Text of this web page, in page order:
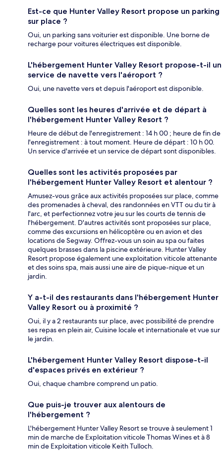
Est-ce que Hunter Valley Resort propose un parking
sur place ?
Oui, un parking sans voiturier est disponible. Une borne de
recharge pour voitures électriques est disponible.
L'hébergement Hunter Valley Resort propose-t-il un
service de navette vers l'aéroport ?
Oui, une navette vers et depuis l'aéroport est disponible.
Quelles sont les heures d'arrivée et de départ à
l'hébergement Hunter Valley Resort ?
Heure de début de l'enregistrement : 14 h 00 ; heure de fin de
l'enregistrement : à tout moment. Heure de départ : 10 h 00.
Un service d'arrivée et un service de départ sont disponibles.
Quelles sont les activités proposées par
l'hébergement Hunter Valley Resort et alentour ?
Amusez-vous grâce aux activités proposées sur place, comme
des promenades à cheval, des randonnées en VTT ou du tir à
l'arc, et perfectionnez votre jeu sur les courts de tennis de
l'hébergement. D'autres activités sont proposées sur place,
comme des excursions en hélicoptère ou en avion et des
locations de Segway. Offrez-vous un soin au spa ou faites
quelques brasses dans la piscine extérieure. Hunter Valley
Resort propose également une exploitation viticole attenante
et des soins spa, mais aussi une aire de pique-nique et un
jardin.
Y a-t-il des restaurants dans l'hébergement Hunter
Valley Resort ou à proximité ?
Oui, il y a 2 restaurants sur place, avec possibilité de prendre
ses repas en plein air, Cuisine locale et internationale et vue sur
le jardin.
L'hébergement Hunter Valley Resort dispose-t-il
d'espaces privés en extérieur ?
Oui, chaque chambre comprend un patio.
Que puis-je trouver aux alentours de
l'hébergement ?
L'hébergement Hunter Valley Resort se trouve à seulement 1
min de marche de Exploitation viticole Thomas Wines et à 8
min de Exploitation viticole Keith Tulloch.